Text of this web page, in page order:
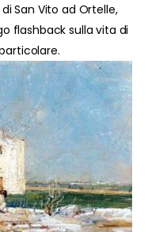
San Vito ad Ortelle,
flashback sulla vita di